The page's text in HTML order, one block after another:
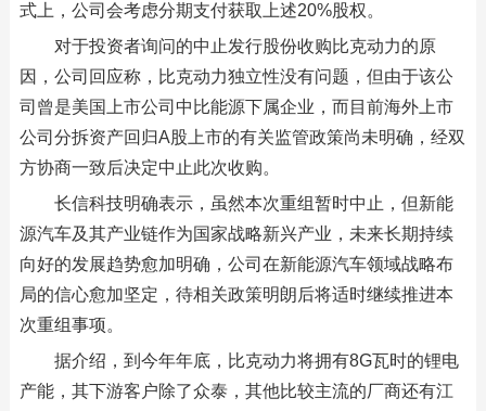
式上，公司会考虑分期支付获取上述20%股权。
对于投资者询问的中止发行股份收购比克动力的原
因，公司回应称，比克动力独立性没有问题，但由于该公
司曾是美国上市公司中比能源下属企业，而目前海外上市
公司分拆资产回归A股上市的有关监管政策尚未明确，经双
方协商一致后决定中止此次收购。
长信科技明确表示，虽然本次重组暂时中止，但新能
源汽车及其产业链作为国家战略新兴产业，未来长期持续
向好的发展趋势愈加明确，公司在新能源汽车领域战略布
局的信心愈加坚定，待相关政策明朗后将适时继续推进本
次重组事项。
据介绍，到今年年底，比克动力将拥有8G瓦时的锂电
产能，其下游客户除了众泰，其他比较主流的厂商还有江